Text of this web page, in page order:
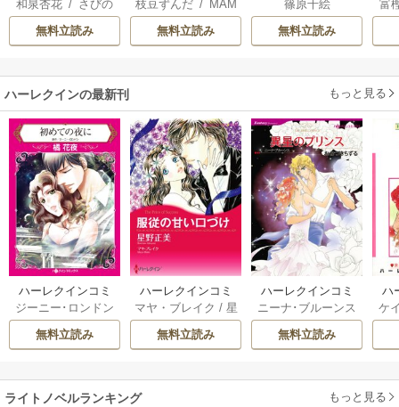
離婚された令嬢の
意外と楽しい新生
活
和泉杏花 / さびの
ぶち
無料立読み
国の姫ですが氷の
皇子殿下がどうも
溺愛してくれてい
枝豆ずんだ/ MAM
AKOTO/鴉羽凛燈
無料立読み
り
篠原千絵
無料立読み
富
ハーレクインの最新刊 もっと見る
ハーレクインコミ
ックス セット 202
6年 vol.1064 1巻
ジーニー･ロンドン
橘花夜/ メアリ
ー･ライアンズ
ーガン/星合操/ア
ン･ウィール/ 津寺
無料立読み
ハーレクインコミ
ックス セット 202
6年 vol.1002 1巻
マヤ・ブレイク / 星
野正美/ ヘレン･ブ
ルックス/のわきね
ウェイ/一重夕子
無料立読み
ハーレクインコミ
ックス セット 202
6年 vol.1063 1巻
ニーナ･ブルーンス
おおつきちずる
レベッカ･ヨーク
ーディ/海野みつる
サラ･ウッド/流
無料立読み
ハ
ッ
ケ
ザ
ライトノベルランキング もっと見る